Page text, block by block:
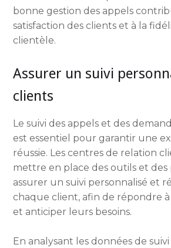
bonne gestion des appels
satisfaction des clients et à la
clientèle.
Assurer un suivi
clients
Le suivi des appels et des
est essentiel pour garantir une
réussie. Les centres de relation
mettre en place des outils et des
assurer un suivi personnalisé et
chaque client, afin de répondre
et anticiper leurs besoins.
En analysant les données de